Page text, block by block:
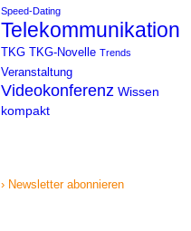
Speed-Dating
Telekommunikation
TKG TKG-Novelle Trends
Veranstaltung
Videokonferenz Wissen
kompakt
› Newsletter abonnieren